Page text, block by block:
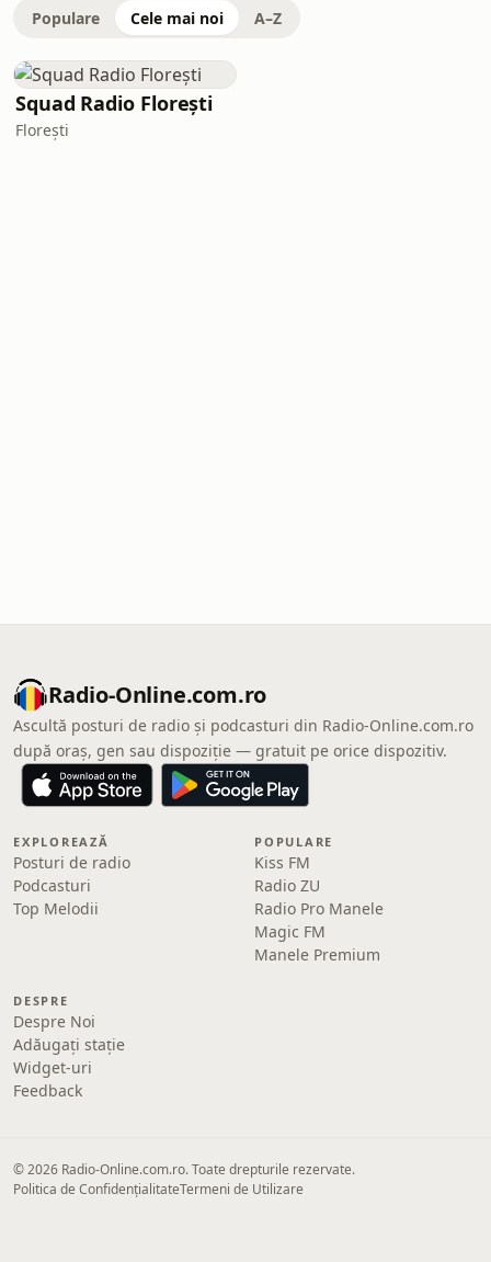
Populare Cele mai noi A–Z
Squad Radio Florești
Florești
Radio-Online.com.ro
Ascultă posturi de radio și podcasturi din Radio-Online.com.ro
după oraș, gen sau dispoziție — gratuit pe orice dispozitiv.
EXPLOREAZĂ
Posturi de radio
Podcasturi
Top Melodii
POPULARE
Kiss FM
Radio ZU
Radio Pro Manele
Magic FM
Manele Premium
DESPRE
Despre Noi
Adăugați stație
Widget-uri
Feedback
© 2026 Radio-Online.com.ro. Toate drepturile rezervate.
Politica de ConfidențialitateTermeni de Utilizare